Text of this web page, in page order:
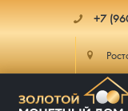
+7